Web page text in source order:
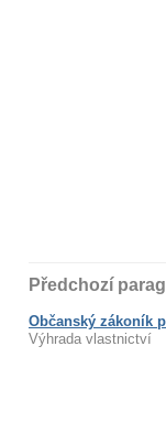
Předchozí
Občanský zákoník
Výhrada vlastnictví